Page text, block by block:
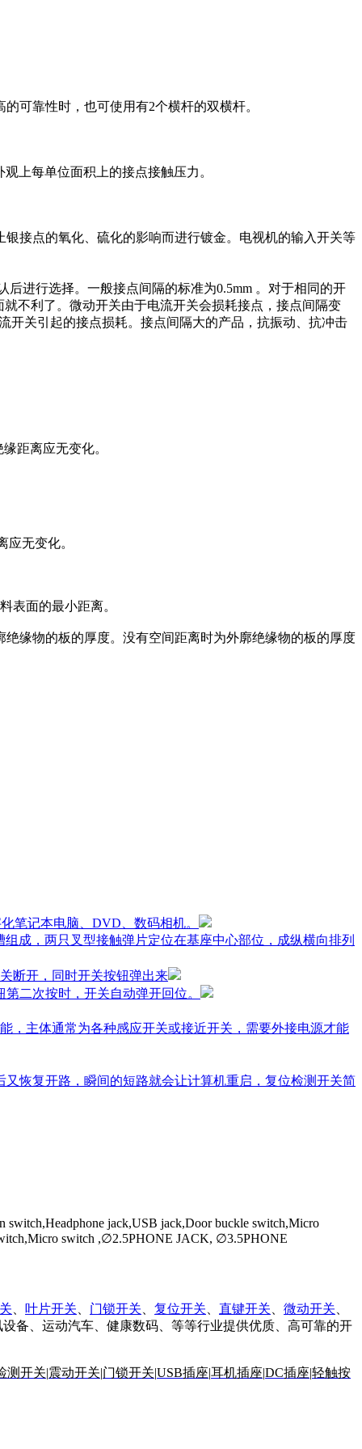
可靠性时，也可使用有2个横杆的双横杆。
上每单位面积上的接点接触压力。
接点的氧化、硫化的影响而进行镀金。电视机的输入开关等
后进行选择。一般接点间隔的标准为0.5mm 。对于相同的开
不利了。微动开关由于电流开关会损耗接点，接点间隔变
开关引起的接点损耗。接点间隔大的产品，抗振动、抗冲击
距离应无变化。
应无变化。
表面的最小距离。
绝缘物的板的厚度。没有空间距离时为外廓绝缘物的板的厚度
笔记本电脑、DVD、数码相机。
成，两只叉型接触弹片定位在基座中心部位，成纵横向排列
断开，同时开关按钮弹出来
二次按时，开关自动弹开回位。
，主体通常为各种感应开关或接近开关，需要外接电源才能
恢复开路，瞬间的短路就会让计算机重启，复位检测开关简
switch,Headphone jack,USB jack,Door buckle switch,Micro
switch ,∅2.5PHONE JACK, ∅3.5PHONE
叶片开关 门锁开关 复位开关 直键开关 微动开关
备、运动汽车、健康数码、等等行业提供优质、高可靠的开
测开关|震动开关|门锁开关|USB插座|耳机插座|DC插座|轻触按